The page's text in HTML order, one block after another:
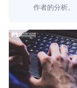
作者的分析。